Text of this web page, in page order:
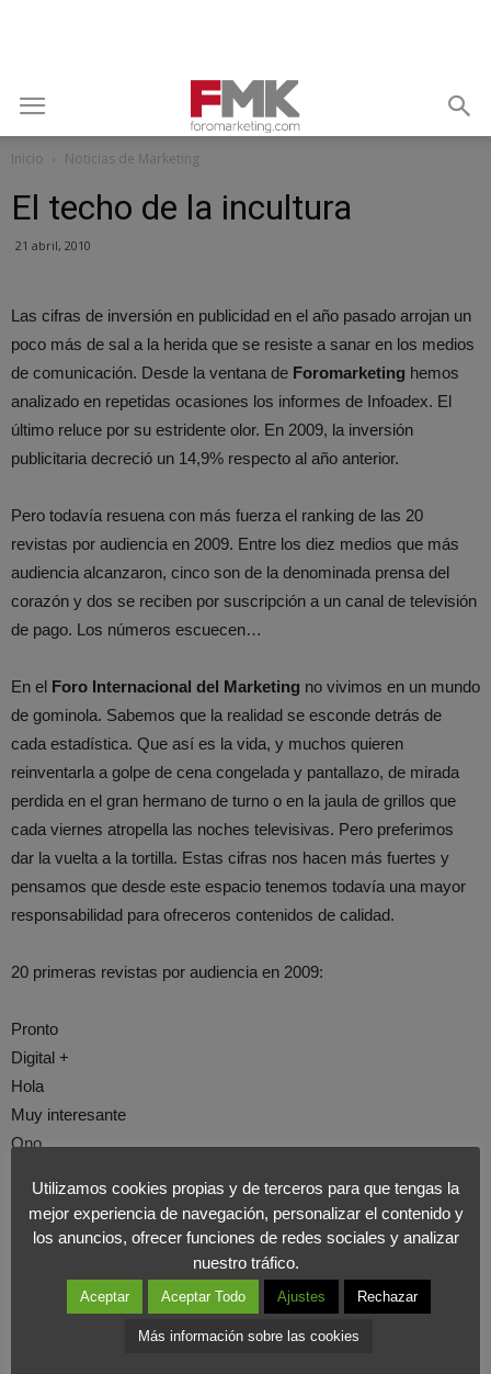
Inicio Noticias de Marketing
El techo de la incultura
21 abril, 2010
Las cifras de inversión en publicidad en el año pasado arrojan un
poco más de sal a la herida que se resiste a sanar en los medios
de comunicación. Desde la ventana de Foromarketing hemos
analizado en repetidas ocasiones los informes de Infoadex. El
último reluce por su estridente olor. En 2009, la inversión
publicitaria decreció un 14,9% respecto al año anterior.
Pero todavía resuena con más fuerza el ranking de las 20
revistas por audiencia en 2009. Entre los diez medios que más
audiencia alcanzaron, cinco son de la denominada prensa del
corazón y dos se reciben por suscripción a un canal de televisión
de pago. Los números escuecen…
En el Foro Internacional del Marketing no vivimos en un mundo
de gominola. Sabemos que la realidad se esconde detrás de
cada estadística. Que así es la vida, y muchos quieren
reinventarla a golpe de cena congelada y pantallazo, de mirada
perdida en el gran hermano de turno o en la jaula de grillos que
cada viernes atropella las noches televisivas. Pero preferimos
dar la vuelta a la tortilla. Estas cifras nos hacen más fuertes y
pensamos que desde este espacio tenemos todavía una mayor
responsabilidad para ofreceros contenidos de calidad.
20 primeras revistas por audiencia en 2009:
Pronto
Digital +
Hola
Muy interesante
Ono
Diez Minutos
Semana
Lecturas
Utilizamos cookies propias y de terceros para que tengas la
mejor experiencia de navegación, personalizar el contenido y
los anuncios, ofrecer funciones de redes sociales y analizar
nuestro tráfico.
Aceptar Aceptar Todo Ajustes Rechazar
Más información sobre las cookies